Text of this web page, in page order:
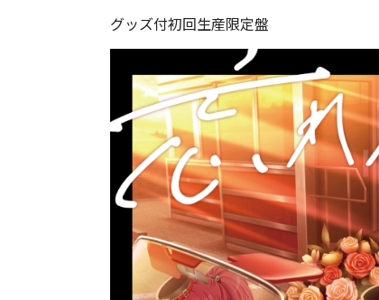
グッズ付初回生産限定盤